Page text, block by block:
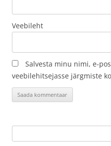
Veebileht
Salvesta minu nimi, e-
veebilehitsejasse järgmiste